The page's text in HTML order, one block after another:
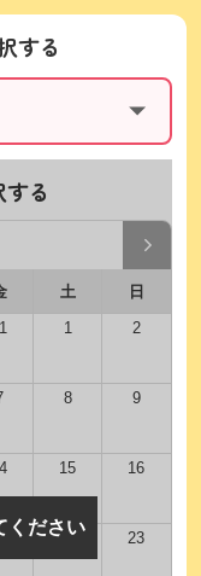
する
る
土
日
1 2
8 9
15 16
22 23
ください